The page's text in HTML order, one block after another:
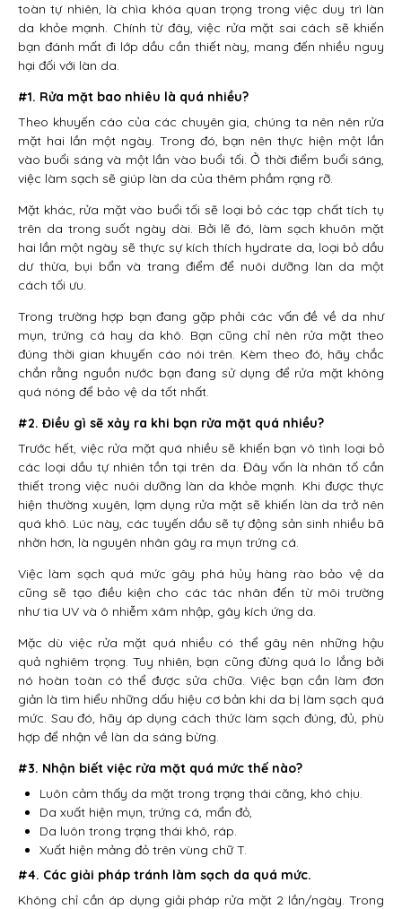
toàn tự nhiên, là chìa khóa quan trọng trong việc duy trì làn
da khỏe mạnh. Chính từ đây, việc rửa mặt sai cách sẽ khiến
bạn đánh mất đi lớp dầu cần thiết này, mang đến nhiều nguy
hại đối với làn da.
#1. Rửa mặt bao nhiêu là quá nhiều?
Theo khuyến cáo của các chuyên gia, chúng ta nên nên rửa
mặt hai lần một ngày. Trong đó, bạn nên thực hiện một lần
vào buổi sáng và một lần vào buổi tối. Ở thời điểm buổi sáng,
việc làm sạch sẽ giúp làn da của thêm phầm rạng rỡ.
Mặt khác, rửa mặt vào buổi tối sẽ loại bỏ các tạp chất tích tụ
trên da trong suốt ngày dài. Bởi lẽ đó, làm sạch khuôn mặt
hai lần một ngày sẽ thực sự kích thích hydrate da, loại bỏ dầu
dư thừa, bụi bẩn và trang điểm để nuôi dưỡng làn da một
cách tối ưu.
Trong trường hợp bạn đang gặp phải các vấn đề về da như
mụn, trứng cá hay da khô. Bạn cũng chỉ nên rửa mặt theo
đúng thời gian khuyến cáo nói trên. Kèm theo đó, hãy chắc
chắn rằng nguồn nước bạn đang sử dụng để rửa mặt không
quá nóng để bảo vệ da tốt nhất.
#2. Điều gì sẽ xảy ra khi bạn rửa mặt quá nhiều?
Trước hết, việc rửa mặt quá nhiều sẽ khiến bạn vô tình loại bỏ
các loại dầu tự nhiên tồn tại trên da. Đây vốn là nhân tố cần
thiết trong việc nuôi dưỡng làn da khỏe mạnh. Khi được thực
hiện thường xuyên, lạm dụng rửa mặt sẽ khiến làn da trở nên
quá khô. Lúc này, các tuyến dầu sẽ tự động sản sinh nhiều bã
nhờn hơn, là nguyên nhân gây ra mụn trứng cá.
Việc làm sạch quá mức gây phá hủy hàng rào bảo vệ da
cũng sẽ tạo điều kiện cho các tác nhân đến từ môi trường
như tia UV và ô nhiễm xâm nhập, gây kích ứng da.
Mặc dù việc rửa mặt quá nhiều có thể gây nên những hậu
quả nghiêm trọng. Tuy nhiên, bạn cũng đừng quá lo lắng bởi
nó hoàn toàn có thể được sửa chữa. Việc bạn cần làm đơn
giản là tìm hiểu những dấu hiệu cơ bản khi da bị làm sạch quá
mức. Sau đó, hãy áp dụng cách thức làm sạch đúng, đủ, phù
hợp để nhận về làn da sáng bừng.
#3. Nhận biết việc rửa mặt quá mức thế nào?
Luôn cảm thấy da mặt trong trạng thái căng, khó chịu.
Da xuất hiện mụn, trứng cá, mẩn đỏ,
Da luôn trong trạng thái khô, ráp.
Xuất hiện mảng đỏ trên vùng chữ T.
#4. Các giải pháp tránh làm sạch da quá mức.
Không chỉ cần áp dụng giải pháp rửa mặt 2 lần/ngày. Trong